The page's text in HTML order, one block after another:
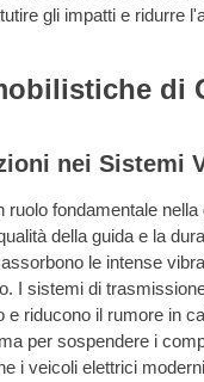
gli impatti e ridurre
di
nei Sistemi
fondamentale
della guida e la
le intense
I sistemi di
riducono il rumore in
per sospendere i
i veicoli elettrici